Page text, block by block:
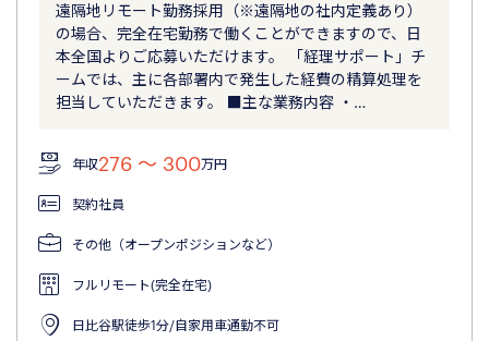
遠隔地リモート勤務採用（※遠隔地の社内定義あり）
の場合、完全在宅勤務で働くことができますので、日
本全国よりご応募いただけます。 「経理サポート」チ
ームでは、主に各部署内で発生した経費の精算処理を
担当していただきます。 ■主な業務内容 ・…
年収276 〜 300万円
契約社員
その他（オープンポジションなど）
フルリモート(完全在宅)
日比谷駅徒歩1分/自家用車通勤不可